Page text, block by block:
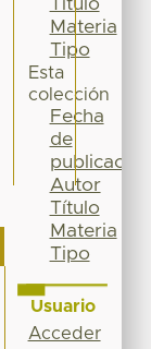
Título
Materia
Tipo
Esta
colección
Fecha
de
publicación
Autor
Título
Materia
Tipo
Usuario
Acceder